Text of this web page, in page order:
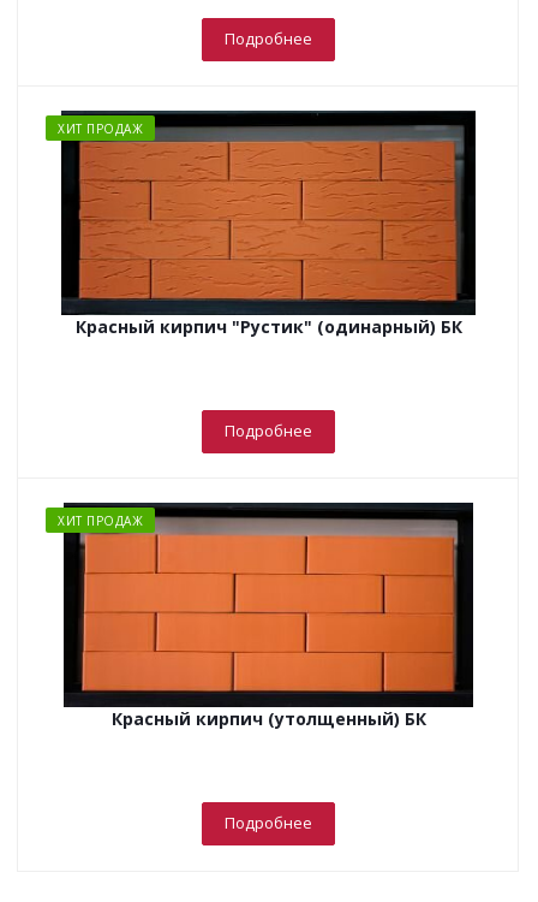
Подробнее
ХИТ ПРОДАЖ
Красный кирпич "Рустик" (одинарный) БК
Подробнее
ХИТ ПРОДАЖ
Красный кирпич (утолщенный) БК
Подробнее